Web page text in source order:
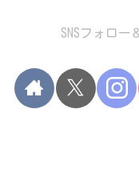
SNSフォロー